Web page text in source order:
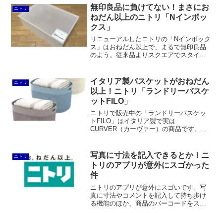
トテーブルの5点で、いずれも1台2役を担
うのが大きな特徴となっています。デザ
インはIDEEのデスクを彷彿とさせる、メ
ラミン天板とビーチ材。
ニトリ
無印良品に負けてない！まさにお
ねだん以上のニトリ「Nインボッ
クス」
リニューアルしたニトリの「Nインボック
ス」はおねだん以上で、まるで無印良品
のよう。従来品よりスクエアでスタイリ
こだわりが感じられます。
ニトリ
イタリア製バスケットがおねだん
以上！ニトリ「ランドリーバスケ
ットFILO」
ニトリで販売中の「ランドリーバスケッ
トFILO」はイタリア製で実は
CURVER（カーヴァー）の商品です。
網目が美しく、おねだん以上だと思いま
す。
ニトリ
写真に寸法を記入できるとか！ニ
トリのアプリが意外にスゴかった
件
ニトリのアプリが意外にスゴいです。写
真に寸法やコメントを記入して持ち歩け
る機能のほか、商品のバーコードをスキ